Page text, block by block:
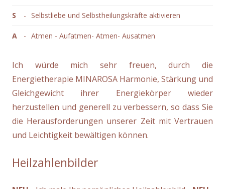
S - Selbstliebe und Selbstheilungskräfte aktivieren
A - Atmen - Aufatmen- Atmen- Ausatmen
Ich würde mich sehr freuen, durch die
Energietherapie MINAROSA Harmonie, Stärkung und
Gleichgewicht ihrer Energiekörper wieder
herzustellen und generell zu verbessern, so dass Sie
die Herausforderungen unserer Zeit mit Vertrauen
und Leichtigkeit bewältigen können.
Heilzahlenbilder